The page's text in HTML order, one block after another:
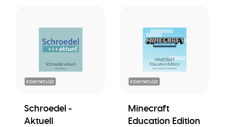
Internetsäit
Schroedel -
Aktuell
Internetsäit
Minecraft
Education Edition